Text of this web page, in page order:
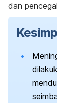
dan